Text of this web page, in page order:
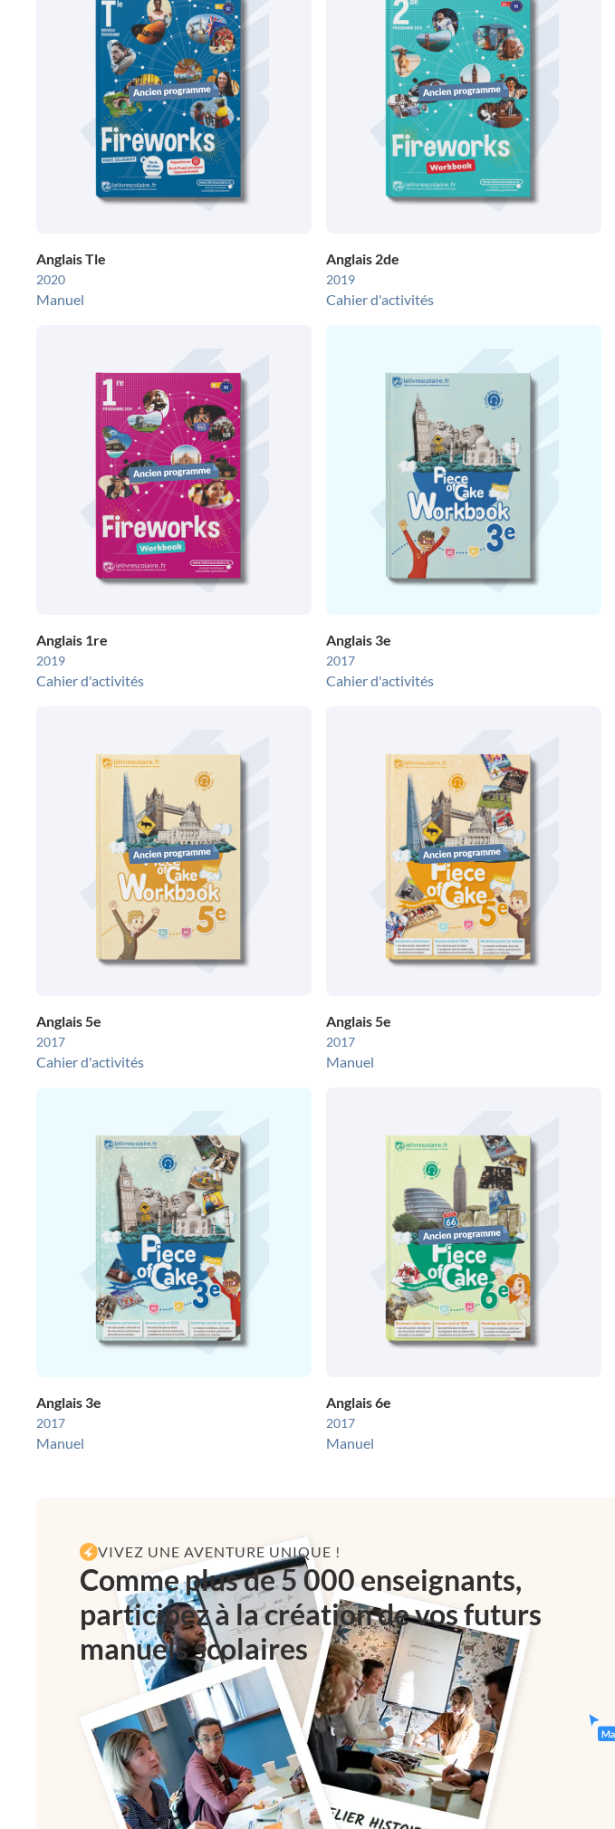
Anglais Tle
2020
Manuel
Anglais 2de
2019
Cahier d'activités
Anglais 1re
2019
Cahier d'activités
Anglais 3e
2017
Cahier d'activités
Anglais 5e
2017
Cahier d'activités
Anglais 5e
2017
Manuel
Anglais 3e
2017
Manuel
Anglais 6e
2017
Manuel
VIVEZ UNE AVENTURE UNIQUE !
Comme plus de 5 000 enseignants,
participez à la création de vos futurs
manuels scolaires